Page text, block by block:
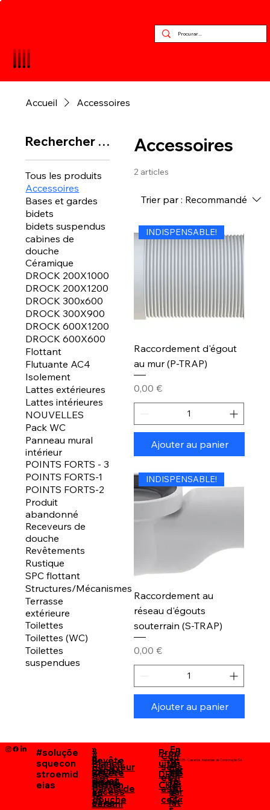
Accueil Accessoires
Rechercher par
Tous les produits
Accessoires
Bases et gardes
bidets
bidets suspendus
cabines de
douche
Céramique
DROCK 200X1000
DROCK 200X1200
DROCK 300x600
DROCK 300X900
DROCK 600X1200
DROCK 600X600
Flottant
Flutuante AC4
Isolement
Lattes extérieures
Lattes intérieures
NOUVELLES
Pack WC
Panneau mural
intérieur
POINTS FORTS - 3
POINTS FORTS-1
POINTS FORTS-2
Produit
abandonné
Receveurs de
douche
Revêtements
Rustique
SPC flottant
Structures/Mécanismes
Terrasse
extérieure
Toilettes
Toilettes (WC)
Toilettes
suspendues
Accessoires
2 articles
Trier par : Recommandé
INDISPENSABLE!
Raccordement d'égout
au mur (P-TRAP)
Prix
0,00 €
Ajouter au panier
INDISPENSABLE!
Raccordement au
réseau d'égouts
souterrain (S-TRAP)
Prix
0,00 €
Ajouter au panier
#soluçõe
squecon
stroemid
eias
»
Revête
ment
de sol
en
cérami
»
Planch
ers
flottan
ts
»
Receveur
s et
parois de
douche
»
Sanitai
res et
access
oires
»
Revête
ments
Prod
uits
DRO
CK«
En
tr
ep
ris
e"
Con
seils
et
astu
ces«
»
Par
te
nar
iat
»C
on
ta
ct
"G
ale
rie
2025 - Casarios, Materiais de Construção SA